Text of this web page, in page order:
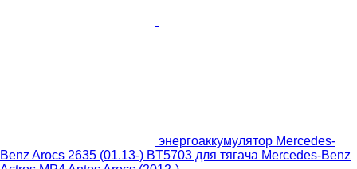
энергоаккумулятор Mercedes-
Benz Arocs 2635 (01.13-) BT5703 для тягача Mercedes-Benz